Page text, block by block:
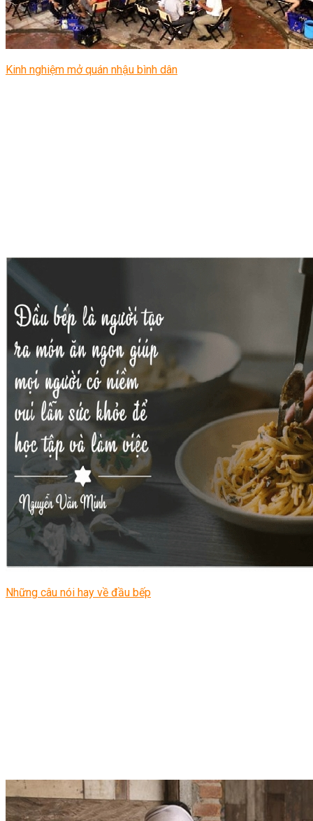
Kinh nghiệm mở quán nhậu bình dân
Những câu nói hay về đầu bếp